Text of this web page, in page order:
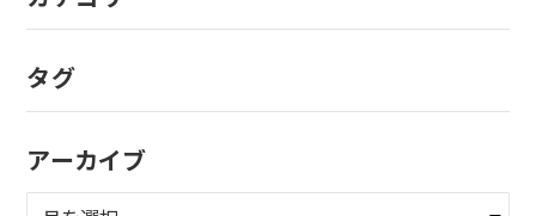
タグ
アーカイブ